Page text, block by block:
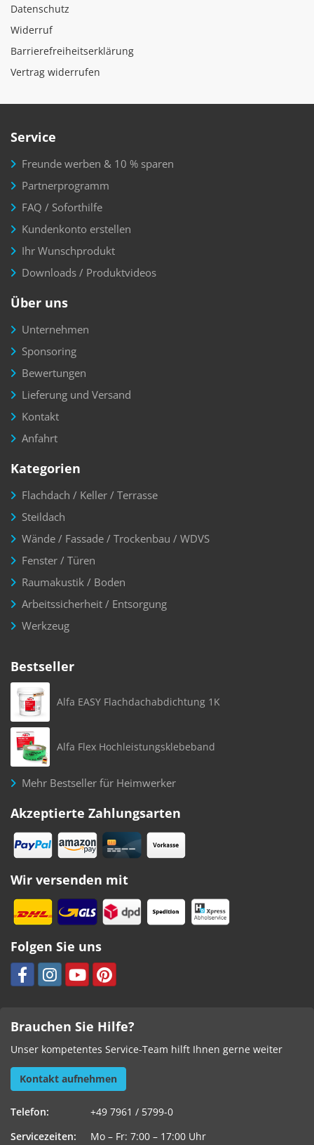
Datenschutz
Widerruf
Barrierefreiheitserklärung
Vertrag widerrufen
Service
Freunde werben & 10 % sparen
Partnerprogramm
FAQ / Soforthilfe
Kundenkonto erstellen
Ihr Wunschprodukt
Downloads / Produktvideos
Über uns
Unternehmen
Sponsoring
Bewertungen
Lieferung und Versand
Kontakt
Anfahrt
Kategorien
Flachdach / Keller / Terrasse
Steildach
Wände / Fassade / Trockenbau / WDVS
Fenster / Türen
Raumakustik / Boden
Arbeitssicherheit / Entsorgung
Werkzeug
Bestseller
Alfa EASY Flachdachabdichtung 1K
Alfa Flex Hochleistungsklebeband
Mehr Bestseller für Heimwerker
Akzeptierte Zahlungsarten
Wir versenden mit
Folgen Sie uns
Brauchen Sie Hilfe?
Unser kompetentes Service-Team hilft Ihnen gerne weiter
Kontakt aufnehmen
Telefon:
+49 7961 / 5799-0
Servicezeiten:
Mo – Fr: 7:00 – 17:00 Uhr